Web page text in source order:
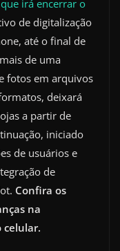
irá encerrar o
de digitalização
até o final de
de uma
fotos em arquivos
deixará
a partir de
iniciado
de usuários e
de
Confira os
na
celular.